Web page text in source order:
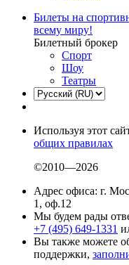
Билеты на
всему миру!
Билетный брокер
Спорт
Шоу
Театры
Используя этот
общих правилах
©2010—2026
Адрес офиса: г.
1, оф.12
Мы будем рады
+7 (495) 649-1331
Вы также можете
поддержки,